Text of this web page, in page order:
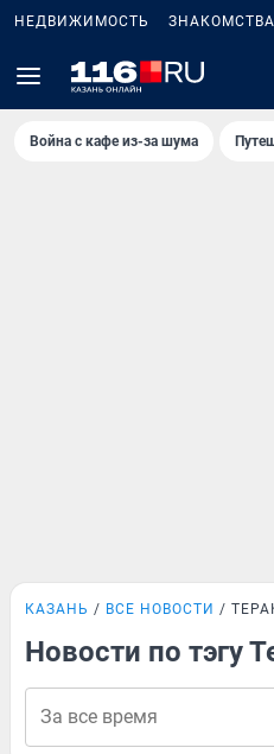
НЕДВИЖИМОСТЬ ЗНАКОМСТВА
Война с кафе из-за шума
КАЗАНЬ ВСЕ НОВОСТИ
Новости по тэгу